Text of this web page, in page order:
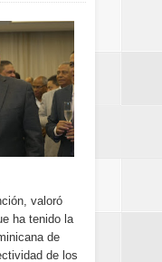
valoró
ha tenido la
de
de los